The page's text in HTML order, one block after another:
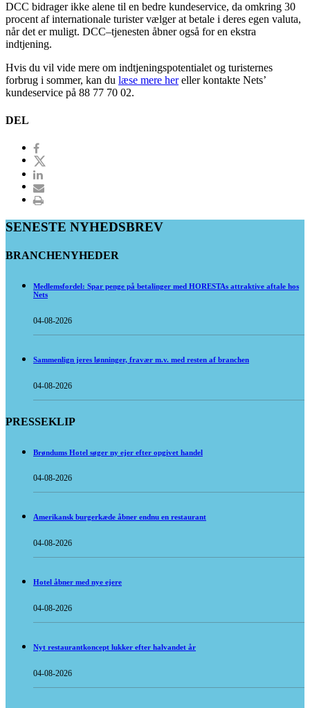
DCC bidrager ikke alene til en bedre kundeservice, da omkring 30
procent af internationale turister vælger at betale i deres egen valuta,
når det er muligt. DCC–tjenesten åbner også for en ekstra
indtjening.
Hvis du vil vide mere om indtjeningspotentialet og turisternes
forbrug i sommer, kan du læse mere hereller kontakte Nets’
kundeservice på 88 77 70 02.
DEL
SENESTE NYHEDSBREV
BRANCHENYHEDER
Medlemsfordel: Spar penge på betalinger med HORESTAs attraktive aftale hos
Nets
04-08-2026
Sammenlign jeres lønninger, fravær m.v. med resten af branchen
04-08-2026
PRESSEKLIP
Brøndums Hotel søger ny ejer efter opgivet handel
04-08-2026
Amerikansk burgerkæde åbner endnu en restaurant
04-08-2026
Hotel åbner med nye ejere
04-08-2026
Nyt restaurantkoncept lukker efter halvandet år
04-08-2026